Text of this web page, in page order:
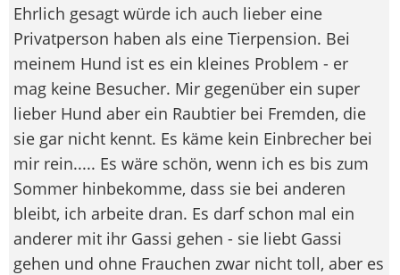
Ehrlich gesagt würde ich auch lieber eine
Privatperson haben als eine Tierpension. Bei
meinem Hund ist es ein kleines Problem - er
mag keine Besucher. Mir gegenüber ein super
lieber Hund aber ein Raubtier bei Fremden, die
sie gar nicht kennt. Es käme kein Einbrecher bei
mir rein..... Es wäre schön, wenn ich es bis zum
Sommer hinbekomme, dass sie bei anderen
bleibt, ich arbeite dran. Es darf schon mal ein
anderer mit ihr Gassi gehen - sie liebt Gassi
gehen und ohne Frauchen zwar nicht toll, aber es